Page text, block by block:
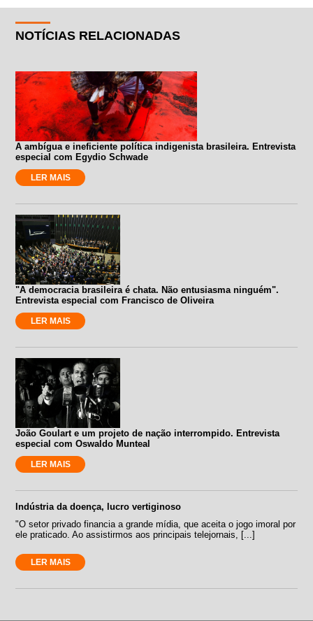
NOTÍCIAS RELACIONADAS
A ambígua e ineficiente política indigenista brasileira. Entrevista
especial com Egydio Schwade
LER MAIS
"A democracia brasileira é chata. Não entusiasma ninguém".
Entrevista especial com Francisco de Oliveira
LER MAIS
João Goulart e um projeto de nação interrompido. Entrevista
especial com Oswaldo Munteal
LER MAIS
Indústria da doença, lucro vertiginoso
"O setor privado financia a grande mídia, que aceita o jogo imoral por
ele praticado. Ao assistirmos aos principais telejornais, [...]
LER MAIS